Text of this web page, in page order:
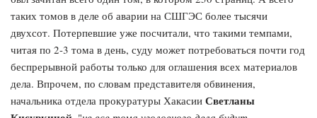
таких томов в деле об аварии на СШГЭС более тысячи
двухсот. Потерпевшие уже посчитали, что такими темпами,
читая по 2-3 тома в день, суду может потребоваться почти год
беспрерывной работы только для оглашения всех материалов
дела. Впрочем, по словам представителя обвинения,
начальника отдела прокуратуры Хакасии Светланы